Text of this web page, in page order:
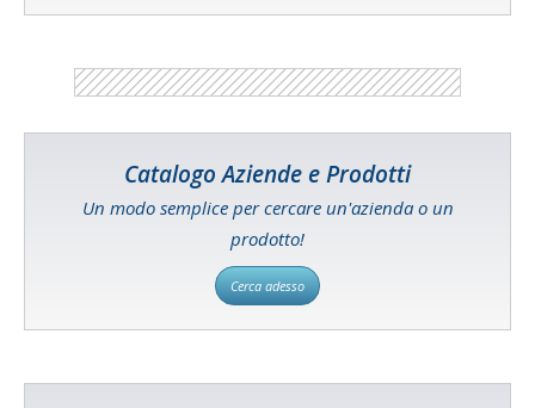
Catalogo Aziende e Prodotti
Un modo semplice per cercare un'azienda o un
prodotto!
Cerca adesso